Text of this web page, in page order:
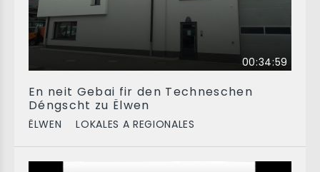
00:34:59
En neit Gebai fir den Techneschen
Déngscht zu Ëlwen
ËLWEN LOKALES A REGIONALES